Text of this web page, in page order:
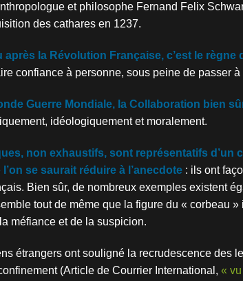
et philosophe Fernand Felix
des cathares en 1237.
après la Révolution Française, c’est le règne
confiance à personne, sous peine de passer
Guerre Mondiale, la Collaboration bien
idéologiquement et moralement.
non exhaustifs, sont représentatifs d’un
se saurait réduire à l’anecdote : ils ont
Bien sûr, de nombreux exemples existent
tout de même que la figure du « corbeau »
méfiance et de la suspicion.
étrangers ont souligné la recrudescence des
(Article de Courrier International, « vu